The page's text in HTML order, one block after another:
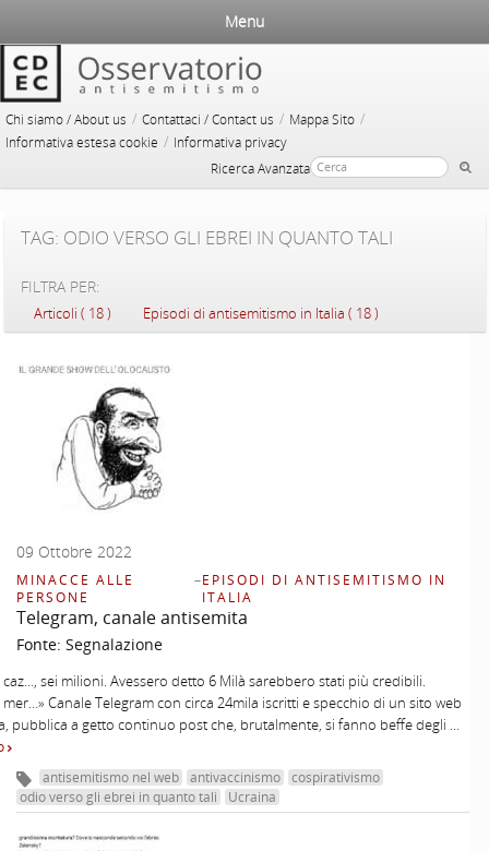
Chi siamo / About us / Contattaci / Contact us / Mappa Sito /
Informativa estesa cookie / Informativa privacy
Ricerca Avanzata
Menu
TAG: ODIO VERSO GLI EBREI IN QUANTO TALI
FILTRA PER:
Articoli ( 18 ) Episodi di antisemitismo in Italia ( 18 )
09 Ottobre 2022
MINACCE ALLE
PERSONE
–EPISODI DI ANTISEMITISMO IN
ITALIA
Telegram, canale antisemita
Fonte: Segnalazione
sei milioni. Avessero detto 6 Milà sarebbero stati più credibili.
Canale Telegram con circa 24mila iscritti e specchio di un sito web
pubblica a getto continuo post che, brutalmente, si fanno beffe degli …
antisemitismo nel web antivaccinismo
cospirativismo
odio verso gli ebrei in quanto tali
Ucraina